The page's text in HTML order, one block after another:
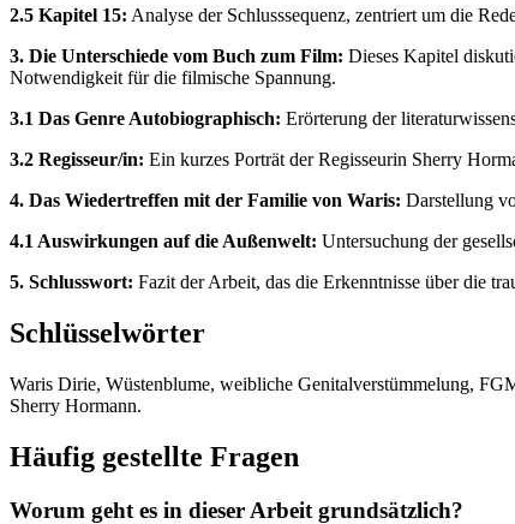
2.5 Kapitel 15: Analyse der Schlusssequenz, zentriert um die
3. Die Unterschiede vom Buch zum Film: Dieses Kapitel
Notwendigkeit für die filmische Spannung.
3.1 Das Genre Autobiographisch: Erörterung der
3.2 Regisseur/in: Ein kurzes Porträt der Regisseurin Sherry
4. Das Wiedertreffen mit der Familie von Waris: Darstellung
4.1 Auswirkungen auf die Außenwelt: Untersuchung der
5. Schlusswort: Fazit der Arbeit, das die Erkenntnisse über die
Schlüsselwörter
Waris Dirie, Wüstenblume, weibliche Genitalverstümmelung,
Sherry Hormann.
Häufig gestellte Fragen
Worum geht es in dieser Arbeit grundsätzlich?